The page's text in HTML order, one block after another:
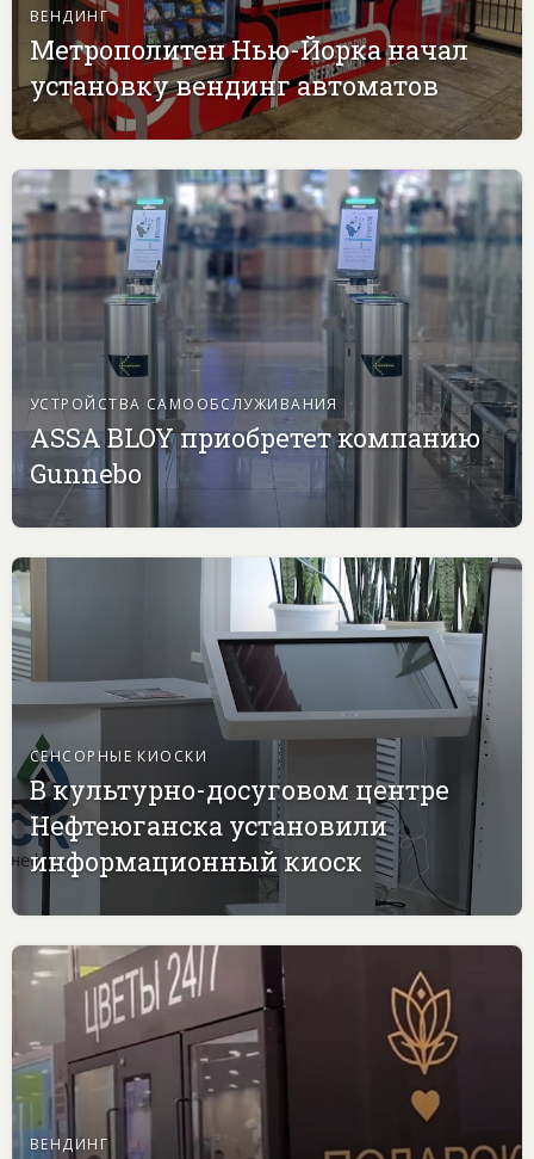
ВЕНДИНГ
Метрополитен Нью-Йорка начал
установку вендинг автоматов
УСТРОЙСТВА САМООБСЛУЖИВАНИЯ
ASSA BLOY приобретет компанию
Gunnebo
СЕНСОРНЫЕ КИОСКИ
В культурно-досуговом центре
Нефтеюганска установили
информационный киоск
ВЕНДИНГ